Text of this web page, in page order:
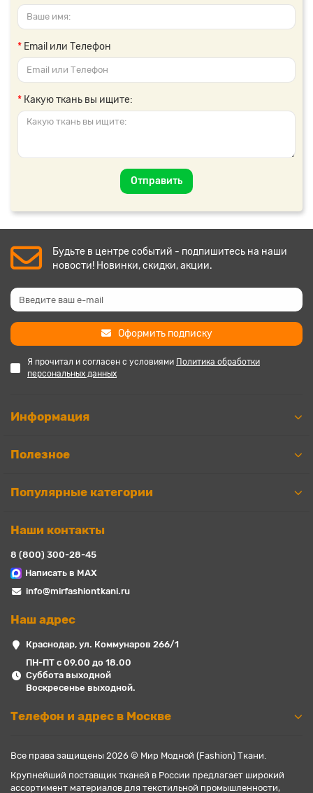
Email или Телефон
Какую ткань вы ищите:
Отправить
Будьте в центре событий - подпишитесь на наши
новости! Новинки, скидки, акции.
Оформить подписку
Я прочитал и согласен с условиями Политика обработки
персональных данных
Информация
Полезное
Популярные категории
Наши контакты
8 (800) 300-28-45
Написать в MAX
info@mirfashiontkani.ru
Наш адрес
Краснодар, ул. Коммунаров 266/1
ПН-ПТ с 09.00 до 18.00
Суббота выходной
Воскресенье выходной.
Телефон и адрес в Москве
Все права защищены 2026 © Мир Модной (Fashion) Ткани.
Крупнейший поставщик тканей в России предлагает широкий
ассортимент материалов для текстильной промышленности,